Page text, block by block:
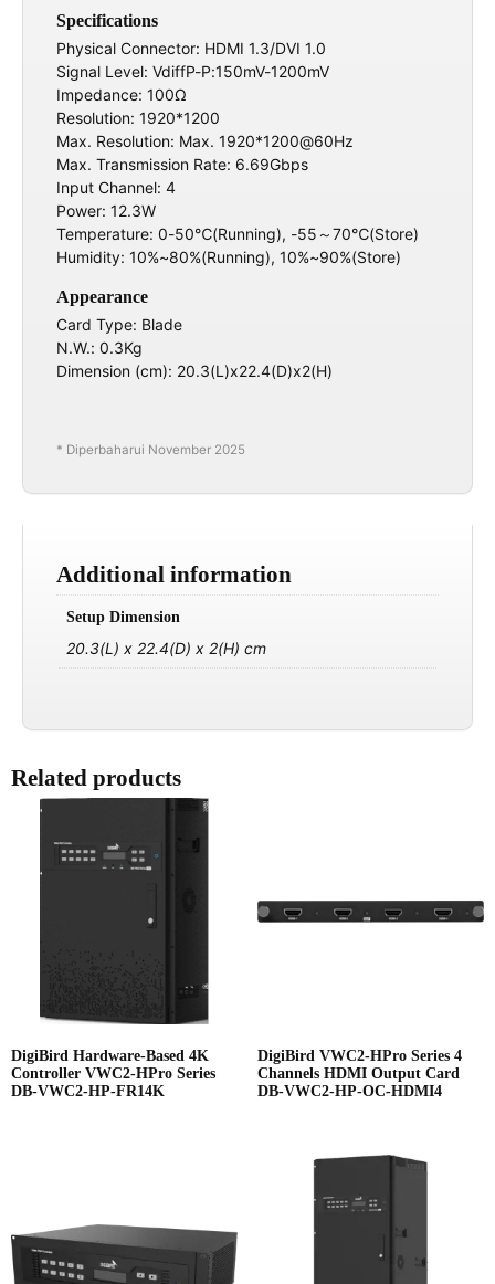
Specifications
Physical Connector: HDMI 1.3/DVI 1.0
Signal Level: VdiffP-P:150mV-1200mV
Impedance: 100Ω
Resolution: 1920*1200
Max. Resolution: Max. 1920*1200@60Hz
Max. Transmission Rate: 6.69Gbps
Input Channel: 4
Power: 12.3W
Temperature: 0-50℃(Running), -55～70℃(Store)
Humidity: 10%~80%(Running), 10%~90%(Store)
Appearance
Card Type: Blade
N.W.: 0.3Kg
Dimension (cm): 20.3(L)x22.4(D)x2(H)
* Diperbaharui November 2025
Additional information
Setup Dimension
20.3(L) x 22.4(D) x 2(H) cm
Related products
DigiBird Hardware-Based 4K
Controller VWC2-HPro Series
DB-VWC2-HP-FR14K
DigiBird VWC2-HPro Series 4
Channels HDMI Output Card
DB-VWC2-HP-OC-HDMI4